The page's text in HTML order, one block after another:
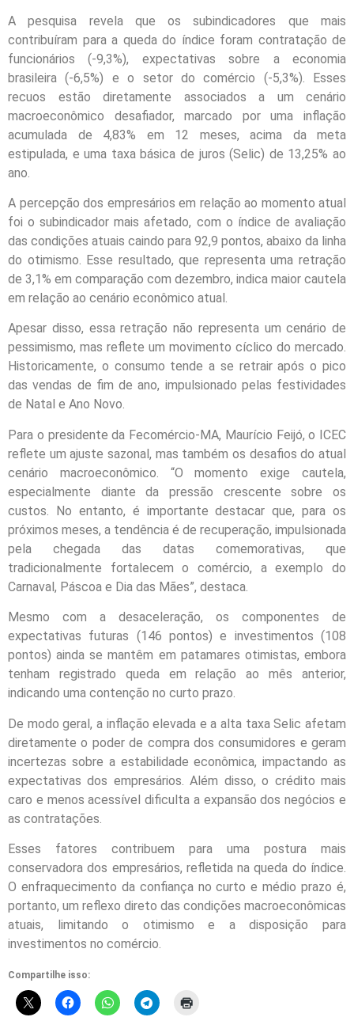
A pesquisa revela que os subindicadores que mais
contribuíram para a queda do índice foram contratação de
funcionários (-9,3%), expectativas sobre a economia
brasileira (-6,5%) e o setor do comércio (-5,3%). Esses
recuos estão diretamente associados a um cenário
macroeconômico desafiador, marcado por uma inflação
acumulada de 4,83% em 12 meses, acima da meta
estipulada, e uma taxa básica de juros (Selic) de 13,25% ao
ano.
A percepção dos empresários em relação ao momento atual
foi o subindicador mais afetado, com o índice de avaliação
das condições atuais caindo para 92,9 pontos, abaixo da linha
do otimismo. Esse resultado, que representa uma retração
de 3,1% em comparação com dezembro, indica maior cautela
em relação ao cenário econômico atual.
Apesar disso, essa retração não representa um cenário de
pessimismo, mas reflete um movimento cíclico do mercado.
Historicamente, o consumo tende a se retrair após o pico
das vendas de fim de ano, impulsionado pelas festividades
de Natal e Ano Novo.
Para o presidente da Fecomércio-MA, Maurício Feijó, o ICEC
reflete um ajuste sazonal, mas também os desafios do atual
cenário macroeconômico. “O momento exige cautela,
especialmente diante da pressão crescente sobre os
custos. No entanto, é importante destacar que, para os
próximos meses, a tendência é de recuperação, impulsionada
pela chegada das datas comemorativas, que
tradicionalmente fortalecem o comércio, a exemplo do
Carnaval, Páscoa e Dia das Mães”, destaca.
Mesmo com a desaceleração, os componentes de
expectativas futuras (146 pontos) e investimentos (108
pontos) ainda se mantêm em patamares otimistas, embora
tenham registrado queda em relação ao mês anterior,
indicando uma contenção no curto prazo.
De modo geral, a inflação elevada e a alta taxa Selic afetam
diretamente o poder de compra dos consumidores e geram
incertezas sobre a estabilidade econômica, impactando as
expectativas dos empresários. Além disso, o crédito mais
caro e menos acessível dificulta a expansão dos negócios e
as contratações.
Esses fatores contribuem para uma postura mais
conservadora dos empresários, refletida na queda do índice.
O enfraquecimento da confiança no curto e médio prazo é,
portanto, um reflexo direto das condições macroeconômicas
atuais, limitando o otimismo e a disposição para
investimentos no comércio.
Compartilhe isso: